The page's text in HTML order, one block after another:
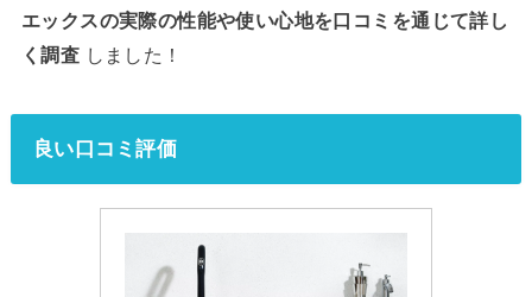
エックスの実際の性能や使い心地を口コミを通じて詳し
く調査 しました！
良い口コミ評価